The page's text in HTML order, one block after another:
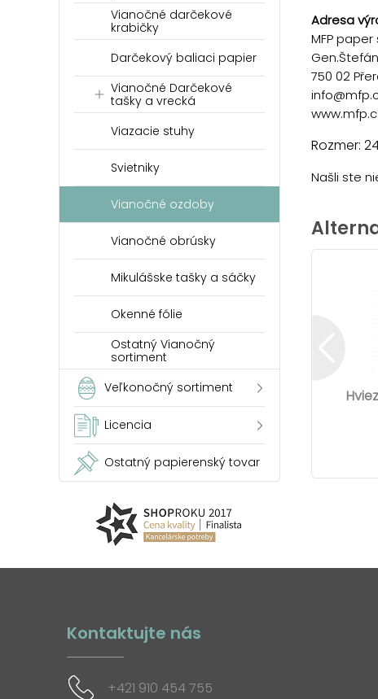
Vianočné darčekové
krabičky
Darčekový baliaci papier
Vianočné Darčekové
tašky a vrecká
Viazacie stuhy
Svietniky
Vianočné ozdoby
Vianočné obrúsky
Mikulášske tašky a sáčky
Okenné fólie
Ostatný Vianočný
sortiment
Veľkonočný sortiment
Licencia
Ostatný papierenský tovar
Adresa
MFP paper
750 02
Rozmer:
Našli ste
Kontaktujte nás
+421 910 454 755